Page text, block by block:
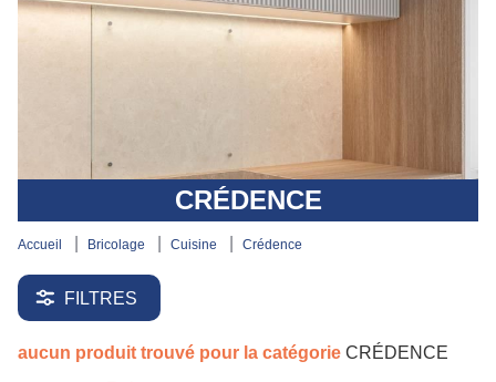
CRÉDENCE
accueil bricolage cuisine crédence
FILTRES
aucun produit trouvé pour la catégorie CRÉDENCE